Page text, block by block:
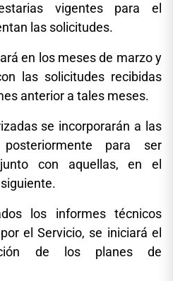
vigentes para el
las solicitudes.
en los meses de marzo y
las solicitudes recibidas
anterior a tales meses.
se incorporarán a las
para ser
con aquellas, en el
los informes técnicos
el Servicio, se iniciará el
de los planes de